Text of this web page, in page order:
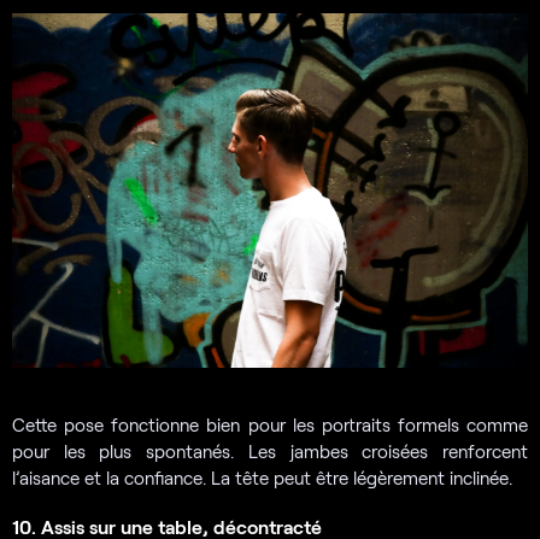
Cette pose fonctionne bien pour les portraits formels comme
pour les plus spontanés. Les jambes croisées renforcent
l’aisance et la confiance. La tête peut être légèrement inclinée.
10. Assis sur une table, décontracté